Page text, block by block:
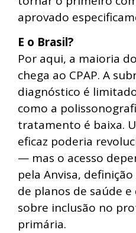
aprovado
E o Brasil?
Por aqui, a maioria
chega ao CPAP. A
diagnóstico é
como a
tratamento é baixa.
eficaz poderia
— mas o acesso
pela Anvisa,
de planos de saúde e
sobre inclusão no
primária.